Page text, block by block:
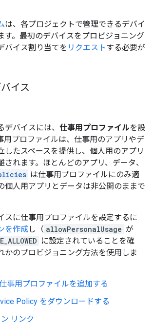
は、各プロジェクトで管理できるデバイ
す。最初のデバイスをプロビジョニング
バイス割り当てを リクエストする必要が
イス
バイスには、 仕事用プロファイルを設
用プロファイルは、仕事用のアプリやデ
したスペースを提供し、個人用のアプリ
されます。ほとんどのアプリ、データ、
は仕事用プロファイルにのみ適
個人用アプリとデータは非公開のままで
スに仕事用プロファイルを設定するに
を作成し（ allowPersonalUsage が
に設定されていることを確
かのプロビジョニング方法を使用しま
事用プロファイルを追加する
Policy をダウンロードする
リンク